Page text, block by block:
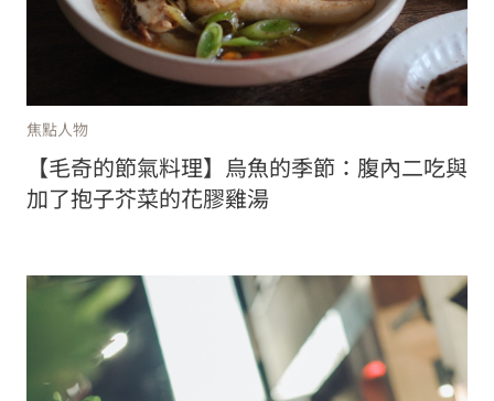
焦點人物
【毛奇的節氣料理】烏魚的季節：腹內二吃與
加了抱子芥菜的花膠雞湯